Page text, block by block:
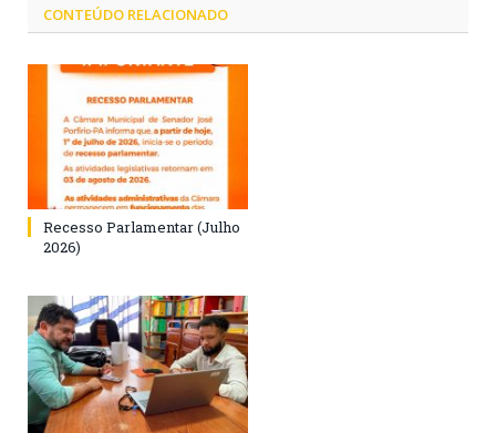
CONTEÚDO RELACIONADO
Recesso Parlamentar (Julho
2026)